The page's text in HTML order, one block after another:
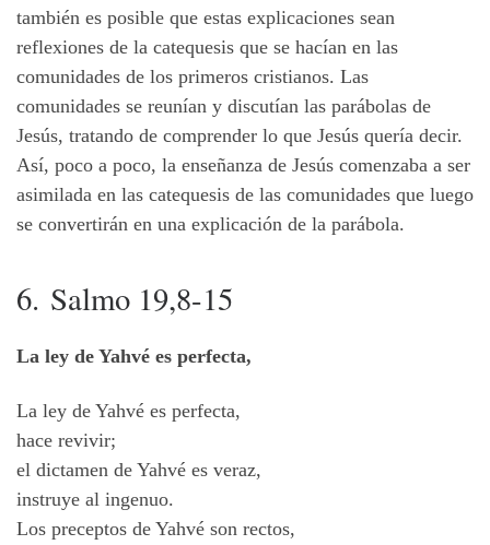
también es posible que estas explicaciones sean
reflexiones de la catequesis que se hacían en las
comunidades de los primeros cristianos. Las
comunidades se reunían y discutían las parábolas de
Jesús, tratando de comprender lo que Jesús quería decir.
Así, poco a poco, la enseñanza de Jesús comenzaba a ser
asimilada en las catequesis de las comunidades que luego
se convertirán en una explicación de la parábola.
6. Salmo 19,8-15
La ley de Yahvé es perfecta,
La ley de Yahvé es perfecta,
hace revivir;
el dictamen de Yahvé es veraz,
instruye al ingenuo.
Los preceptos de Yahvé son rectos,